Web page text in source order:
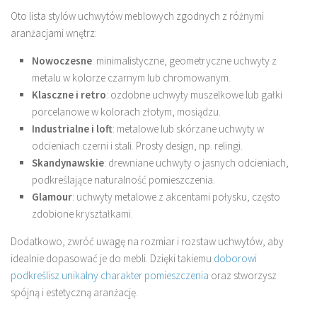
Oto lista stylów uchwytów meblowych zgodnych z różnymi
aranżacjami wnętrz:
Nowoczesne: minimalistyczne, geometryczne uchwyty z
metalu w kolorze czarnym lub chromowanym.
Klasczne i retro: ozdobne uchwyty muszelkowe lub gałki
porcelanowe w kolorach złotym, mosiądzu.
Industrialne i loft: metalowe lub skórzane uchwyty w
odcieniach czerni i stali. Prosty design, np. relingi.
Skandynawskie: drewniane uchwyty o jasnych odcieniach,
podkreślające naturalność pomieszczenia.
Glamour: uchwyty metalowe z akcentami połysku, często
zdobione kryształkami.
Dodatkowo, zwróć uwagę na rozmiar i rozstaw uchwytów, aby
idealnie dopasować je do mebli. Dzięki takiemu doborowi
podkreślisz unikalny charakter pomieszczenia oraz stworzysz
spójną i estetyczną aranżację.